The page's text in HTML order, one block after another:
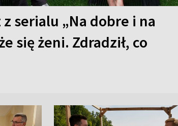
serialu „Na dobre i na
się żeni. Zdradził, co